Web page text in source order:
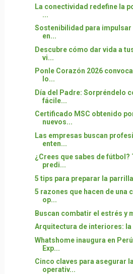
La conectividad redefine la
...
Sostenibilidad para impulsar
en...
Descubre cómo dar vida a
vi...
Ponle Corazón 2026
lo...
Día del Padre: Sorpréndelo
fácile...
Certificado MSC obtenido
nuevos...
Las empresas buscan
enten...
¿Crees que sabes de fútbol?
predi...
5 tips para preparar la
5 razones que hacen de una
op...
Buscan combatir el estrés y
Arquitectura de interiores:
Whatshome inaugura en
Exp...
Cinco claves para asegurar
operativ...